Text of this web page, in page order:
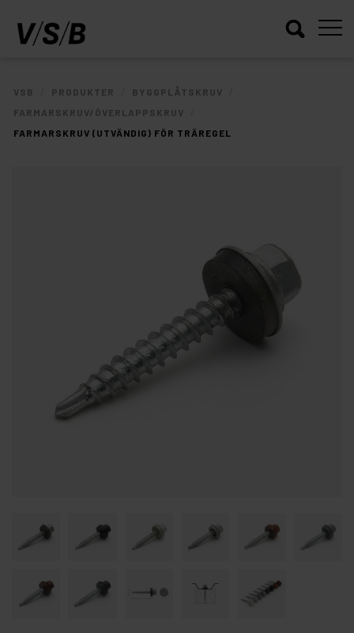
VSB PRODUKTER BYGGPLÅTSKRUV
FARMARSKRUV/ÖVERLAPPSKRUV
FARMARSKRUV (UTVÄNDIG) FÖR TRÄREGEL